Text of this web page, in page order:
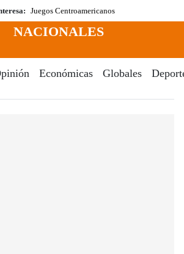
Juegos Centroamericanos
NACIONALES
Económicas Globales